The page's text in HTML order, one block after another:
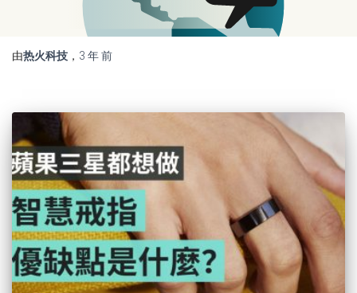
竟是哪里出了问题？【制作团队】企划：Linzy脚本：Linzy摄影： 高
小宇剪辑： 高小宇字幕： 高小宇监制：Ethan、晴子、高小宇 …
由热火科技 ， 3 年前